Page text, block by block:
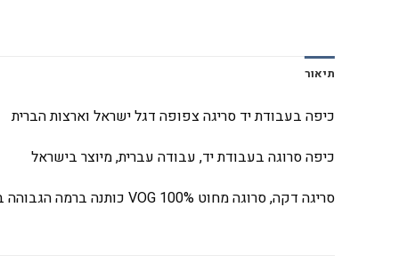
תיאור
כיפה בעבודת יד סריגה צפופה דגל ישראל וארצות הברית
כיפה סרוגה בעבודת יד, עבודה עברית, מיוצר בישראל
סריגה דקה, סרוגה מחוט
כותנה ברמה הגבוהה